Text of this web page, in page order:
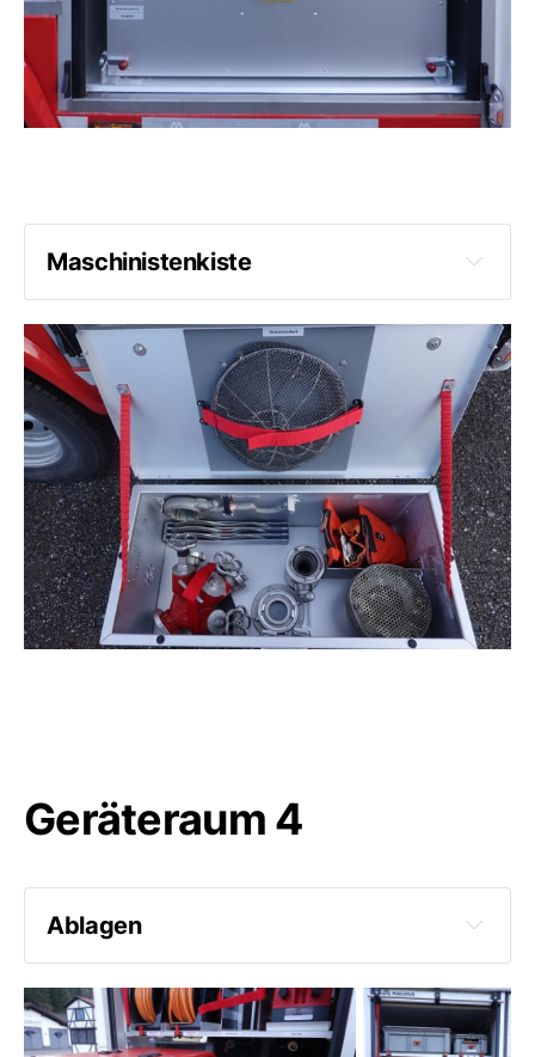
Maschinistenkiste
Verteiler
Saugkopf
4 Schlauchhalter
2 Schlaubinden B
2 Schlauchbinden C
3 Kupplungsschlüssel
Drahtschutzkorb
Überflurhydrantenschlüssel
Absperr C
Geräteraum 4
Ablagen
Kabeltrommel 230V
Kabeltrommel 230/400V
5 Verkehrsleitkegel faltbar